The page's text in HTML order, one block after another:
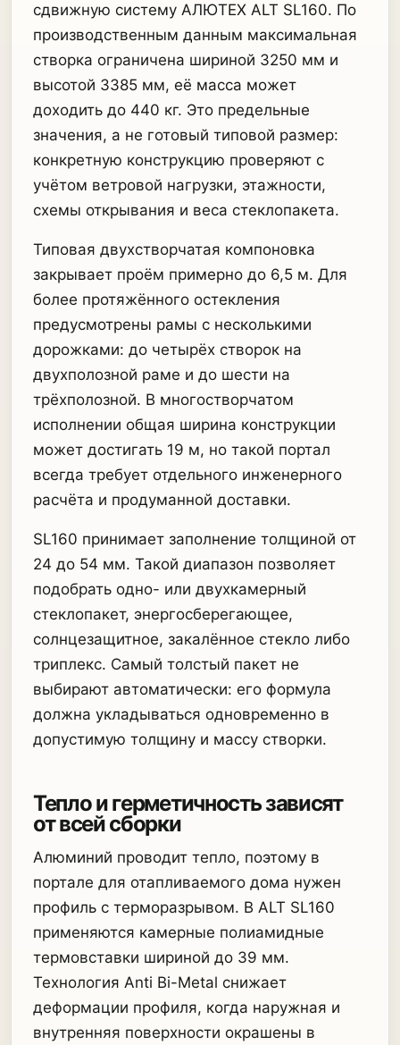
сдвижную систему АЛЮТЕХ ALT SL160. По
производственным данным максимальная
створка ограничена шириной 3250 мм и
высотой 3385 мм, её масса может
доходить до 440 кг. Это предельные
значения, а не готовый типовой размер:
конкретную конструкцию проверяют с
учётом ветровой нагрузки, этажности,
схемы открывания и веса стеклопакета.
Типовая двухстворчатая компоновка
закрывает проём примерно до 6,5 м. Для
более протяжённого остекления
предусмотрены рамы с несколькими
дорожками: до четырёх створок на
двухполозной раме и до шести на
трёхполозной. В многостворчатом
исполнении общая ширина конструкции
может достигать 19 м, но такой портал
всегда требует отдельного инженерного
расчёта и продуманной доставки.
SL160 принимает заполнение толщиной от
24 до 54 мм. Такой диапазон позволяет
подобрать одно- или двухкамерный
стеклопакет, энергосберегающее,
солнцезащитное, закалённое стекло либо
триплекс. Самый толстый пакет не
выбирают автоматически: его формула
должна укладываться одновременно в
допустимую толщину и массу створки.
Тепло и герметичность зависят
от всей сборки
Алюминий проводит тепло, поэтому в
портале для отапливаемого дома нужен
профиль с терморазрывом. В ALT SL160
применяются камерные полиамидные
термовставки шириной до 39 мм.
Технология Anti Bi-Metal снижает
деформации профиля, когда наружная и
внутренняя поверхности окрашены в